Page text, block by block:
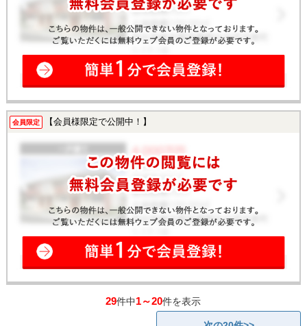
会員限定 【会員様限定で公開中！】
29件中1～20件を表示